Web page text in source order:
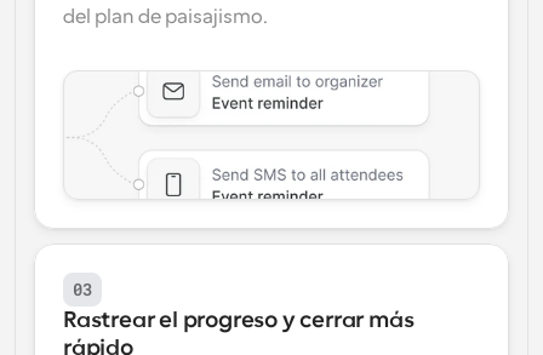
del plan de paisajismo.
03
Rastrear el progreso y cerrar más
rápido